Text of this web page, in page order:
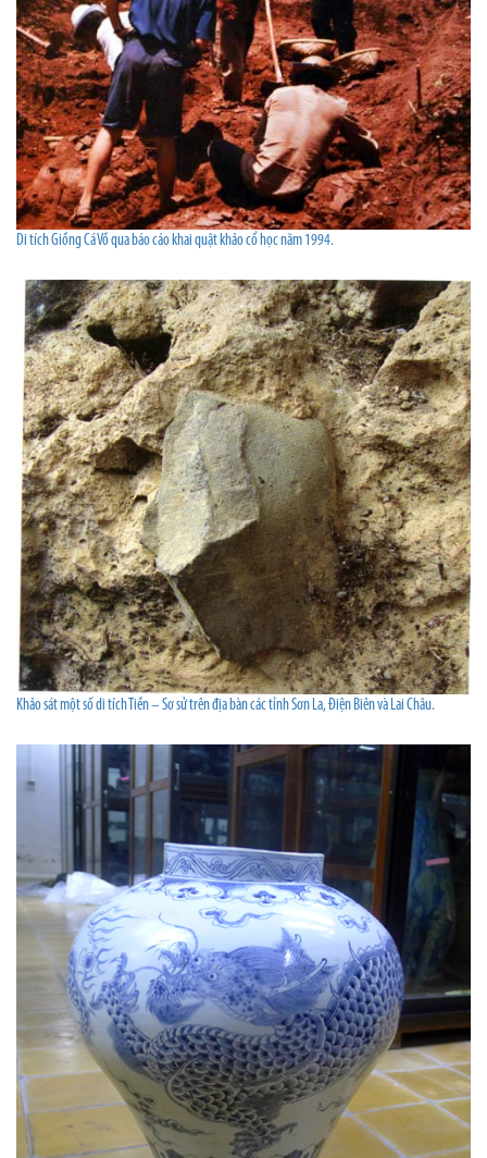
Di tích Giồng Cá Vồ qua báo cáo khai quật khảo cổ học năm 1994.
Khảo sát một số di tích Tiền – Sơ sử trên địa bàn các tỉnh Sơn La, Điện Biên và Lai Châu.